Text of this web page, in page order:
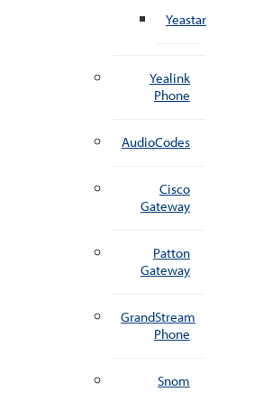
Yeastar
Yealink
Phone
AudioCodes
Cisco
Gateway
Patton
Gateway
GrandStream
Phone
Snom